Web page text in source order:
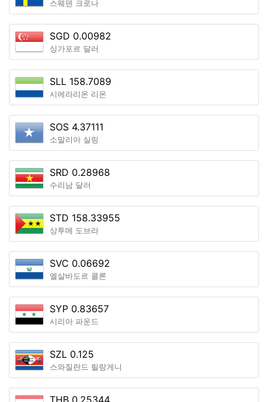
스웨덴 크로나
SGD 0.00982
싱가포르 달러
SLL 158.7089
시에라리온 리온
SOS 4.37111
소말리아 실링
SRD 0.28968
수리남 달러
STD 158.33955
상투메 도브라
SVC 0.06692
엘살바도르 콜론
SYP 0.83657
시리아 파운드
SZL 0.125
스와질란드 릴랑게니
THB 0.25344